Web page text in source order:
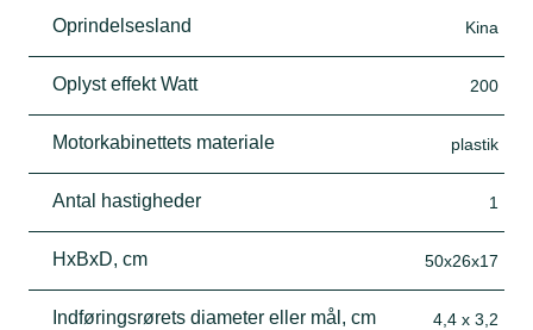
Oprindelsesland Kina
Oplyst effekt Watt 200
Motorkabinettets materiale plastik
Antal hastigheder 1
HxBxD, cm 50x26x17
Indføringsrørets diameter eller mål, cm 4,4 x 3,2